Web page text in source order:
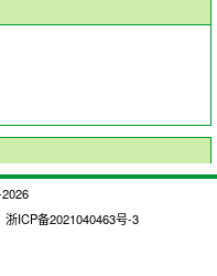
浙ICP备2021040463号-3